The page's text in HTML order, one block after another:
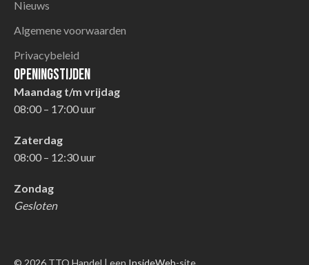
Nieuws
Algemene voorwaarden
Privacybeleid
Openingstijden
Maandag t/m vrijdag
08:00 – 17:00 uur
Zaterdag
08:00 – 12:30 uur
Zondag
Gesloten
© 2026 TTO Handel | een InsideWeb-site